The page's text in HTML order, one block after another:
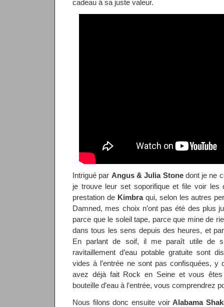
cadeau à sa juste valeur.
Intrigué par Angus & Julia Stonedont je ne
je trouve leur set soporifique et file voir les
prestation de Kimbraqui, selon les autres
Damned, mes choix n’ont pas été des plus
parce que le soleil tape, parce que mine de
dans tous les sens depuis des heures, et
En parlant de soif, il me paraît utile de
ravitaillement d’eau potable gratuite sont
vides à l’entrée ne sont pas confisquées, y
avez déjà fait Rock en Seine et vous
bouteille d’eau à l’entrée, vous comprendrez
Nous filons donc ensuite voirAlabama